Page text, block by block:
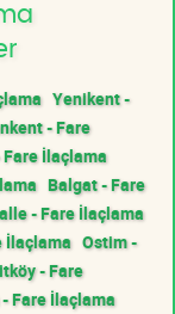
Yenikent -
- Fare
Fare İlaçlama
Balgat - Fare
- Fare İlaçlama
İlaçlama Ostim -
- Fare
Fare İlaçlama